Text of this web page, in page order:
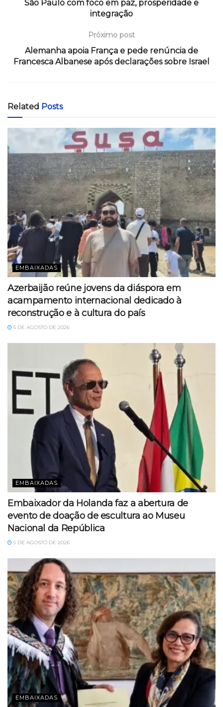
São Paulo com foco em paz, prosperidade e
integração
Próximo post
Alemanha apoia França e pede renúncia de
Francesca Albanese após declarações sobre Israel
Related Posts
EMBAIXADAS
Azerbaijão reúne jovens da diáspora em
acampamento internacional dedicado à
reconstrução e à cultura do país
5 DE AGOSTO DE 2026
EMBAIXADAS
Embaixador da Holanda faz a abertura de
evento de doação de escultura ao Museu
Nacional da República
5 DE AGOSTO DE 2026
EMBAIXADAS